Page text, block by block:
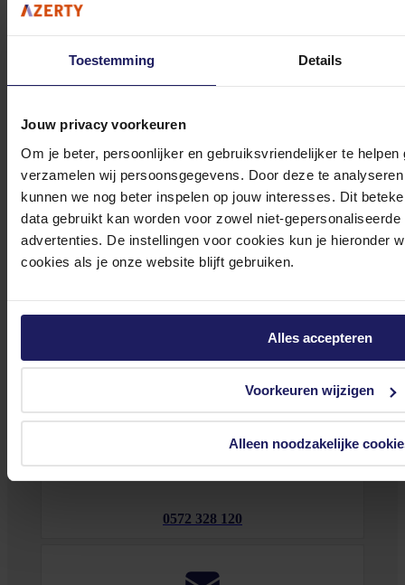
Toestemming Details
Jouw privacy voorkeuren
Om je beter, persoonlijker en gebruiksvriendelijker te
verzamelen wij persoonsgegevens. Door deze te
kunnen we nog beter inspelen op jouw interesses. Dit
data gebruikt kan worden voor zowel niet-
advertenties. De instellingen voor cookies kun je hieronder
cookies als je onze website blijft gebruiken.
Alles accepteren
Voorkeuren wijzigen
Alleen noodzakelijke
2.0 - USB draadloze ontvanger - zwart
70,-
Incl. 21% BTW
In winkel­wagen
Stel jouw vragen aan onze klantenservice!
Heb je vragen over onze producten, diensten of service? Onze deskundige
medewerkers staan klaar om jouw vragen te beantwoorden en verwijzen je
door indien nodig.
Onze klantenservice is via mail bereikbaar van maandag t/m vrijdag van 09.00
tot 17.00 uur en op zaterdag van 10.00 tot 15.00 uur.
Bekijk onze veelgestelde vragen
0572 328 120